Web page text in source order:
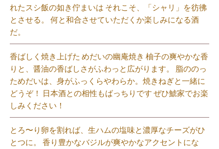
れたスシ飯の如き佇まいは それこそ、「シャリ」を彷彿
とさせる。 何と和合させていただくか楽しみになる酒
だ。⁡
香ばしく焼き上げた めだいの幽庵焼き 柚子の爽やかな香
りと、醤油の香ばしさがふわっと広がります。 脂ののっ
ためだいは、身がふっくらやわらか。焼きねぎと一緒に
どうぞ！ 日本酒との相性もばっちりです ぜひ鯱家でお楽
しみください！⁡
とろ〜り卵を割れば、生ハムの塩味と濃厚なチーズがひ
とつに。 香り豊かなバジルが爽やかなアクセントにな